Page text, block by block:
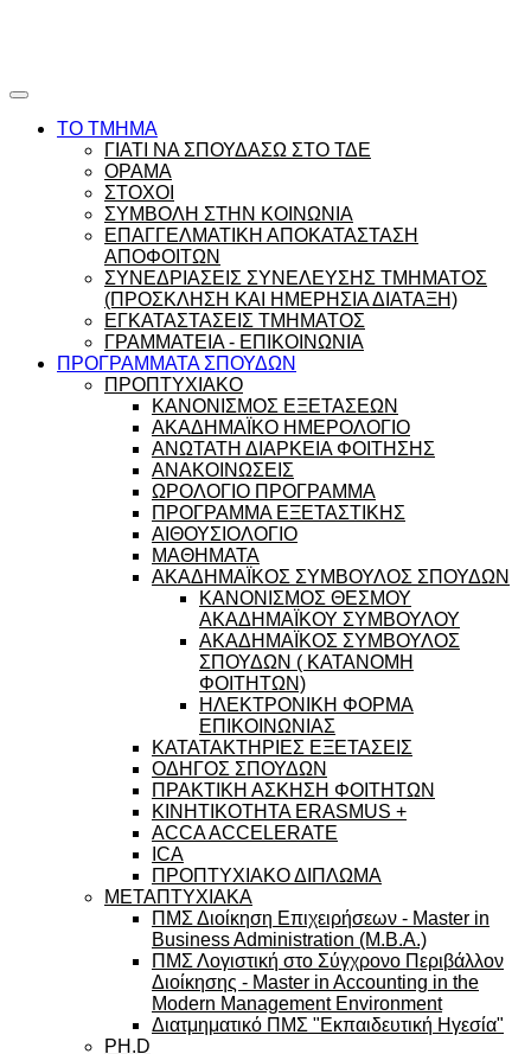
ΤΟ ΤΜΗΜΑ
ΓΙΑΤΙ ΝΑ ΣΠΟΥΔΑΣΩ ΣΤΟ ΤΔΕ
ΟΡΑΜΑ
ΣΤΟΧΟΙ
ΣΥΜΒΟΛΗ ΣΤΗΝ ΚΟΙΝΩΝΙΑ
ΕΠΑΓΓΕΛΜΑΤΙΚΗ ΑΠΟΚΑΤΑΣΤΑΣΗ
ΑΠΟΦΟΙΤΩΝ
ΣΥΝΕΔΡΙΑΣΕΙΣ ΣΥΝΕΛΕΥΣΗΣ ΤΜΗΜΑΤΟΣ
(ΠΡΟΣΚΛΗΣΗ ΚΑΙ ΗΜΕΡΗΣΙΑ ΔΙΑΤΑΞΗ)
ΕΓΚΑΤΑΣΤΑΣΕΙΣ ΤΜΗΜΑΤΟΣ
ΓΡΑΜΜΑΤΕΙΑ - ΕΠΙΚΟΙΝΩΝΙΑ
ΠΡΟΓΡΑΜΜΑΤΑ ΣΠΟΥΔΩΝ
ΠΡΟΠΤΥΧΙΑΚΟ
ΚΑΝΟΝΙΣΜΟΣ ΕΞΕΤΑΣΕΩΝ
ΑΚΑΔΗΜΑΪΚΟ ΗΜΕΡΟΛΟΓΙΟ
ΑΝΩΤΑΤΗ ΔΙΑΡΚΕΙΑ ΦΟΙΤΗΣΗΣ
ΑΝΑΚΟΙΝΩΣΕΙΣ
ΩΡΟΛΟΓΙΟ ΠΡΟΓΡΑΜΜΑ
ΠΡΟΓΡΑΜΜΑ ΕΞΕΤΑΣΤΙΚΗΣ
ΑΙΘΟΥΣΙΟΛΟΓΙΟ
ΜΑΘΗΜΑΤΑ
ΑΚΑΔΗΜΑΪΚΟΣ ΣΥΜΒΟΥΛΟΣ ΣΠΟΥΔΩΝ
ΚΑΝΟΝΙΣΜΟΣ ΘΕΣΜΟΥ
ΑΚΑΔΗΜΑΪΚΟΥ ΣΥΜΒΟΥΛΟΥ
ΑΚΑΔΗΜΑΪΚΟΣ ΣΥΜΒΟΥΛΟΣ
ΣΠΟΥΔΩΝ ( ΚΑΤΑΝΟΜΗ
ΦΟΙΤΗΤΩΝ)
ΗΛΕΚΤΡΟΝΙΚΗ ΦΟΡΜΑ
ΕΠΙΚΟΙΝΩΝΙΑΣ
ΚΑΤΑΤΑΚΤΗΡΙΕΣ ΕΞΕΤΑΣΕΙΣ
ΟΔΗΓΟΣ ΣΠΟΥΔΩΝ
ΠΡΑΚΤΙΚΗ ΑΣΚΗΣΗ ΦΟΙΤΗΤΩΝ
ΚΙΝΗΤΙΚΟΤΗΤΑ ERASMUS +
ACCA ACCELERATE
ICA
ΠΡΟΠΤΥΧΙΑΚΟ ΔΙΠΛΩΜΑ
ΜΕΤΑΠΤΥΧΙΑΚΑ
ΠΜΣ Διοίκηση Επιχειρήσεων - Master in
Business Administration (M.B.A.)
ΠΜΣ Λογιστική στο Σύγχρονο Περιβάλλον
Διοίκησης - Master in Accounting in the
Modern Management Environment
Διατμηματικό ΠΜΣ "Εκπαιδευτική Ηγεσία"
PH.D